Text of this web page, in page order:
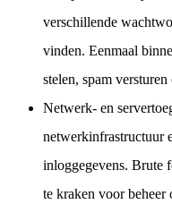
verschillende
vinden. Eenmaal
stelen, spam
Netwerk- en
netwerk­infrastructuur
inloggegevens. Brute
te kraken voor beheer